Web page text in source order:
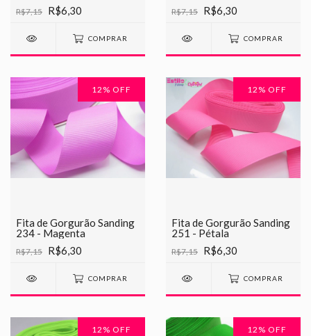
R$7,15 R$6,30
COMPRAR
R$7,15 R$6,30
COMPRAR
12 % OFF
Fita de Gorgurão Sanding
234 - Magenta
R$7,15 R$6,30
COMPRAR
12 % OFF
Fita de Gorgurão Sanding
251 - Pétala
R$7,15 R$6,30
COMPRAR
12 % OFF 12 % OFF